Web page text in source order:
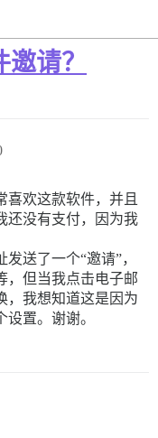
请？
喜欢这款软件，并且
还没有支付，因为我
送了一个“邀请”，
，但当我点击电子邮
，我想知道这是因为
置。谢谢。